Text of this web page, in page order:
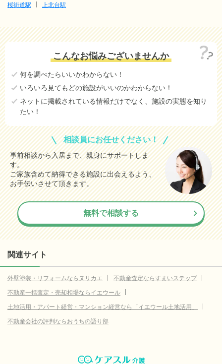
桜街道駅
上北台駅
こんなお悩みございませんか
何を調べたらいいかわからない！
いろいろ見てもどの施設がいいのかわからない！
ネットに掲載されている情報だけでなく、施設の実態を知り
たい！
相談員にお任せください！
事前相談から入居まで、親身にサポートしま
す。
ご家族含めて納得できる施設に出会えるよう、
お手伝いさせて頂きます。
無料で相談する
関連サイト
外壁塗装・リフォームならヌリカエ
不動産査定ならすまいステップ
不動産一括査定・売却相場ならイエウール
土地活用・アパート経営・マンション経営なら「イエウール土地活用」
不動産会社の評判ならおうちの語り部